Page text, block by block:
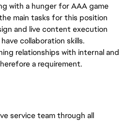
with a hunger for AAA game
main tasks for this position
and live content execution
collaboration skills.
relationships with internal and
a requirement.
service team through all